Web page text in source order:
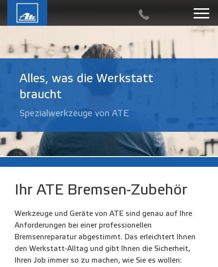
Alles, was die Werkstatt
braucht
Spezialwerkzeuge von ATE
Ihr ATE Bremsen-Zubehör
Werkzeuge und Geräte von ATE sind genau auf Ihre
Anforderungen bei einer professionellen
Bremsenreparatur abgestimmt. Das erleichtert Ihnen
den Werkstatt-Alltag und gibt Ihnen die Sicherheit,
Ihren Job immer so zu machen, wie Sie es wollen: